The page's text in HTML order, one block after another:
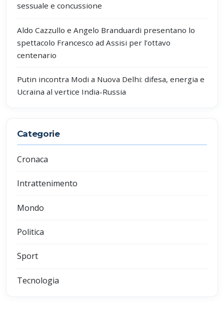
sessuale e concussione
Aldo Cazzullo e Angelo Branduardi presentano lo
spettacolo Francesco ad Assisi per l’ottavo
centenario
Putin incontra Modi a Nuova Delhi: difesa, energia e
Ucraina al vertice India-Russia
Categorie
Cronaca
Intrattenimento
Mondo
Politica
Sport
Tecnologia